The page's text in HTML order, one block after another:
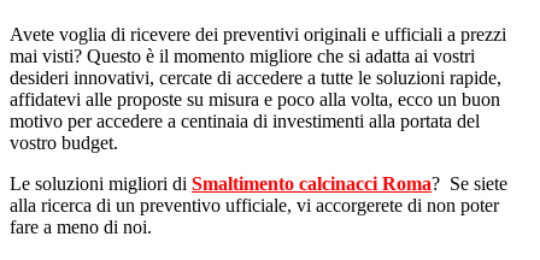
Avete voglia di ricevere dei preventivi originali e ufficiali a prezzi
mai visti? Questo è il momento migliore che si adatta ai vostri
desideri innovativi, cercate di accedere a tutte le soluzioni rapide,
affidatevi alle proposte su misura e poco alla volta, ecco un buon
motivo per accedere a centinaia di investimenti alla portata del
vostro budget.
Le soluzioni migliori di Smaltimento calcinacci Roma? Se siete
alla ricerca di un preventivo ufficiale, vi accorgerete di non poter
fare a meno di noi.